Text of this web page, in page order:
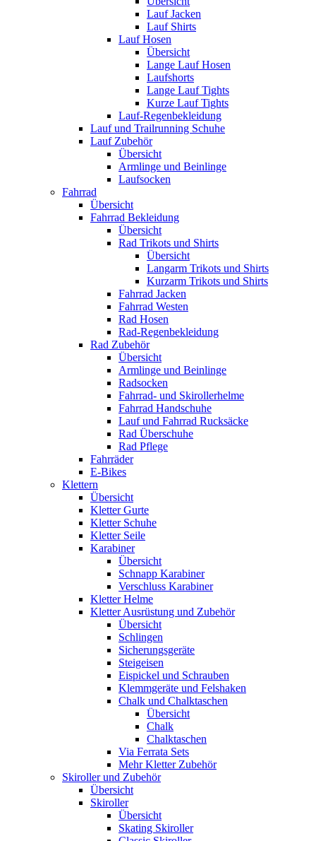
Lauf Jacken
Lauf Shirts
Lauf Hosen
Übersicht
Lange Lauf Hosen
Laufshorts
Lange Lauf Tights
Kurze Lauf Tights
Lauf-Regenbekleidung
Lauf und Trailrunning Schuhe
Lauf Zubehör
Übersicht
Armlinge und Beinlinge
Laufsocken
Fahrrad
Übersicht
Fahrrad Bekleidung
Übersicht
Rad Trikots und Shirts
Übersicht
Langarm Trikots und Shirts
Kurzarm Trikots und Shirts
Fahrrad Jacken
Fahrrad Westen
Rad Hosen
Rad-Regenbekleidung
Rad Zubehör
Übersicht
Armlinge und Beinlinge
Radsocken
Fahrrad- und Skirollerhelme
Fahrrad Handschuhe
Lauf und Fahrrad Rucksäcke
Rad Überschuhe
Rad Pflege
Fahrräder
E-Bikes
Klettern
Übersicht
Kletter Gurte
Kletter Schuhe
Kletter Seile
Karabiner
Übersicht
Schnapp Karabiner
Verschluss Karabiner
Kletter Helme
Kletter Ausrüstung und Zubehör
Übersicht
Schlingen
Sicherungsgeräte
Steigeisen
Eispickel und Schrauben
Klemmgeräte und Felshaken
Chalk und Chalktaschen
Übersicht
Chalk
Chalktaschen
Via Ferrata Sets
Mehr Kletter Zubehör
Skiroller und Zubehör
Übersicht
Skiroller
Übersicht
Skating Skiroller